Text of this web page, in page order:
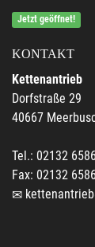
Jetzt geöffnet!
KONTAKT
Kettenantrieb
Dorfstraße 29
40667
Tel.: 02132
Fax: 02132